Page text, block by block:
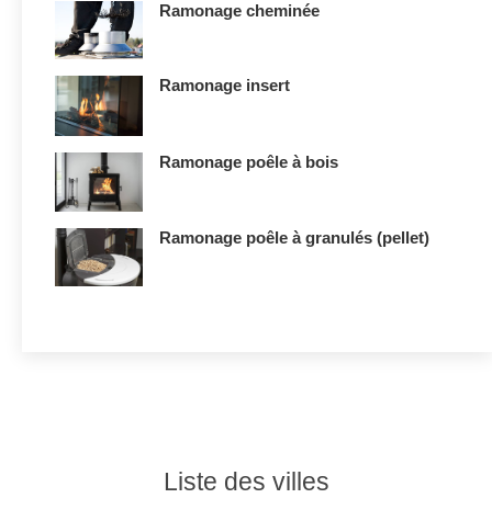
Ramonage cheminée
Ramonage insert
Ramonage poêle à bois
Ramonage poêle à granulés (pellet)
Liste des villes